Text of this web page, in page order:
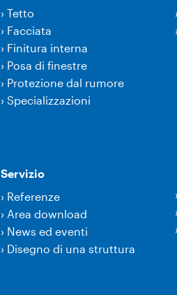
› Tetto
› Facciata
› Finitura interna
› Posa di finestre
› Protezione dal rumore
› Specializzazioni
›
›
Servizio
› Referenze
› Area download
› News ed eventi
› Disegno di una struttura
›
›
›